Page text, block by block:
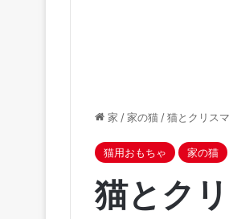
家 /家の猫 /猫とクリス
猫用おもちゃ 家の猫
猫とク